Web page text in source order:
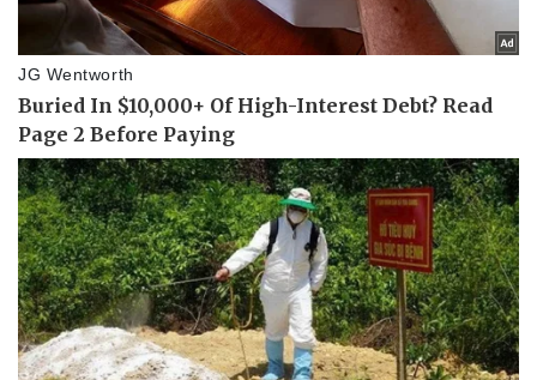
Pháp luật
Vụ án
Tin nóng
Tư vấn luật
Vũ khí
Phân tích